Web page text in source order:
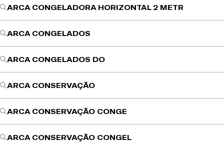
ARCA CONGELADORA HORIZONTAL 2 METR
ARCA CONGELADOS
ARCA CONGELADOS DO
ARCA CONSERVAÇÃO
ARCA CONSERVAÇÃO CONGE
ARCA CONSERVAÇÃO CONGEL